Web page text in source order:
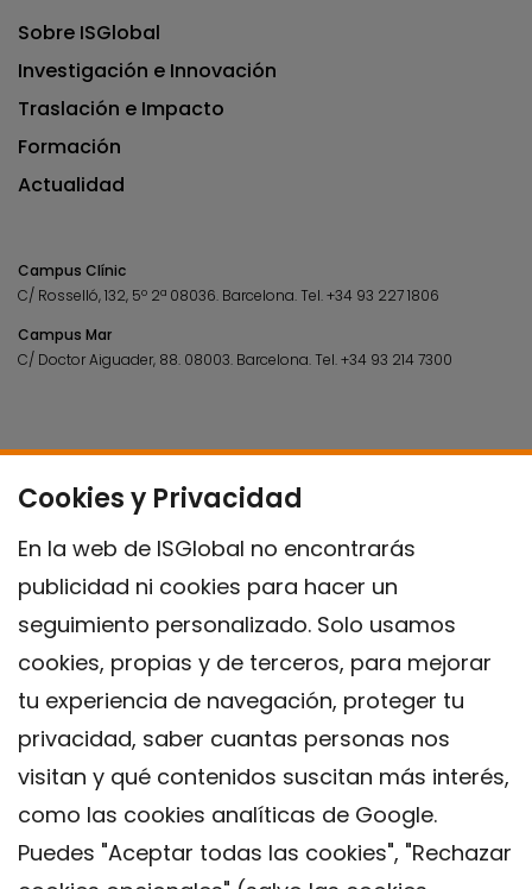
Cookies y Privacidad
En la web de ISGlobal no encontrarás
publicidad ni cookies para hacer un
seguimiento personalizado. Solo usamos
cookies, propias y de terceros, para mejorar
tu experiencia de navegación, proteger tu
privacidad, saber cuantas personas nos
visitan y qué contenidos suscitan más interés,
como las cookies analíticas de Google.
Puedes "Aceptar todas las cookies", "Rechazar
Sobre ISGlobal
Investigación e Innovación
Traslación e Impacto
Formación
Actualidad
Campus Clínic
C/ Rosselló, 132, 5º 2ª 08036. Barcelona.Tel.+34 93 227 1806
Campus Mar
C/ Doctor Aiguader, 88. 08003. Barcelona.Tel.+34 93 214 7300